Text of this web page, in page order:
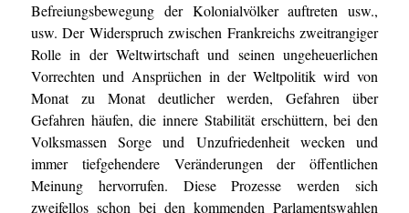
Befreiungsbewegung der Kolonialvölker auftreten usw.,
usw. Der Widerspruch zwischen Frankreichs zweitrangiger
Rolle in der Weltwirtschaft und seinen ungeheuerlichen
Vorrechten und Ansprüchen in der Weltpolitik wird von
Monat zu Monat deutlicher werden, Gefahren über
Gefahren häufen, die innere Stabilität erschüttern, bei den
Volksmassen Sorge und Unzufriedenheit wecken und
immer tiefgehendere Veränderungen der öffentlichen
Meinung hervorrufen. Diese Prozesse werden sich
zweifellos schon bei den kommenden Parlamentswahlen